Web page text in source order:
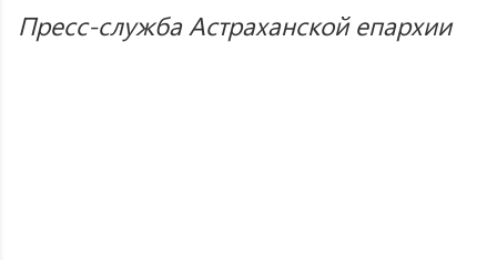
Пресс-служба Астраханской епархии